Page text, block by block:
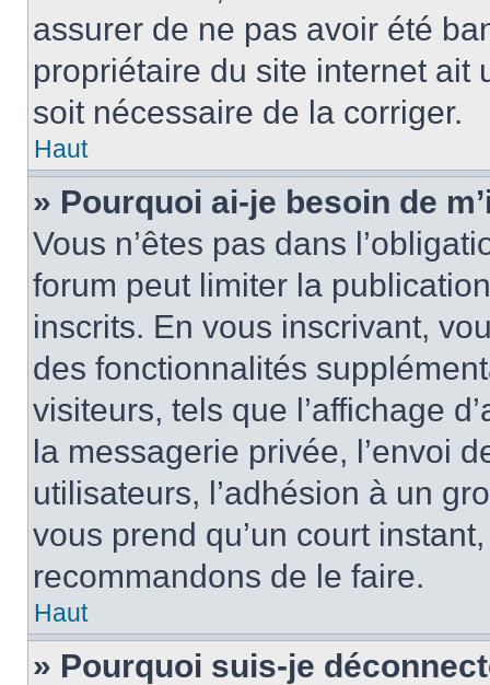
assurer de ne pas avoir été
propriétaire du site internet ait
soit nécessaire de la corriger.
Haut
» Pourquoi ai-je besoin de
Vous n’êtes pas dans
forum peut limiter la
inscrits. En vous inscrivant,
des fonctionnalités
visiteurs, tels que l’affichage
la messagerie privée, l’envoi
utilisateurs, l’adhésion à un
vous prend qu’un court
recommandons de le faire.
Haut
» Pourquoi suis-je